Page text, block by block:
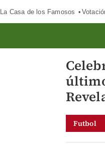
La Casa de los Famosos
Futbol